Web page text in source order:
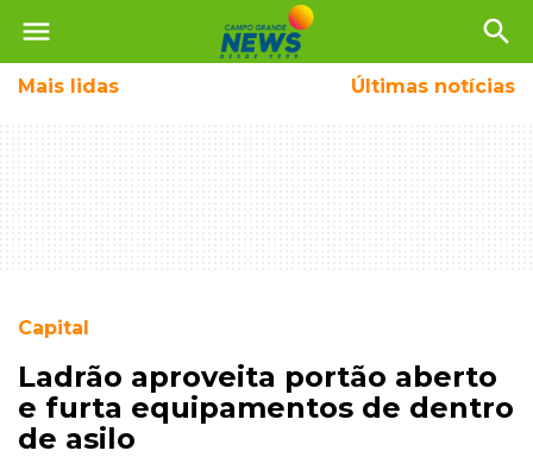
menu search
Mais lidas Últimas notícias
Capital
Ladrão aproveita portão aberto
e furta equipamentos de dentro
de asilo